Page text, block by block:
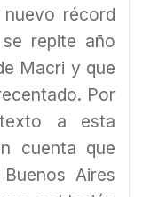
récord
repite año
Macri y que
Por
a esta
cuenta que
Aires